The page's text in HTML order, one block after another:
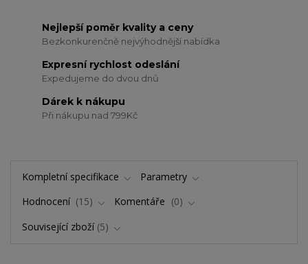
Nejlepší poměr kvality a ceny
Bezkonkurenčně nejvýhodnější nabídka
Expresní rychlost odeslání
Expedujeme do dvou dnů
Dárek k nákupu
Při nákupu nad 799Kč
Kompletní specifikace
Parametry
Hodnocení
15 Komentáře
0
Související zboží 5